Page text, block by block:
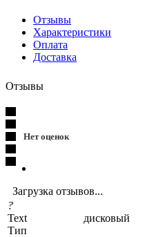
Отзывы
Характеристики
Оплата
Доставка
Отзывы
Нет оценок
Загрузка отзывов...
?
Text
Тип
дисковый